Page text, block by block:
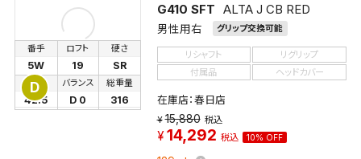
D
G410 SFT ALTA J CB RED
男性用右
グリップ交換可能
番手
5W
ロフト
19
硬さ
SR
長さ
42.5
バランス
D 0
総重量
316
リシャフト
リグリップ
付属品
ヘッドカバー
在庫店：春日店
15,880 税込
14,292 税込 10% OFF